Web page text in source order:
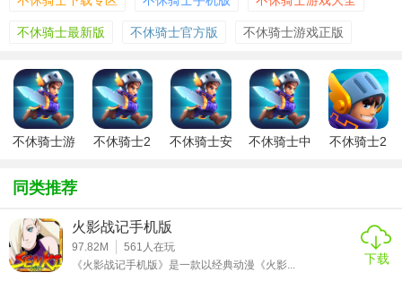
1. 角色成长：通过战斗获取经验值，提升等级后可选择加强
2. 装备系统：收集并升级各种武器装备，提高战斗力，每件
装备都有其独特属性与特效。
不休骑士最新版 不休骑士官方版 不休骑士游戏正版
不休骑士游
不休骑士2
不休骑士安
不休骑士中
不休骑士2
同类推荐
火影战记手机版
97.82M 561 人在玩
《火影战记手机版》是一款以经典动漫《火影...
下载